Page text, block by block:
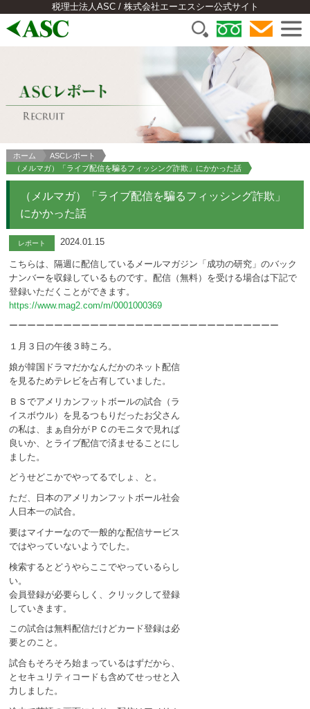
税理士法人ASC / 株式会社エーエスシー公式サイト
ホーム
ASCレポート
（メルマガ）「ライブ配信を騙るフィッシング詐欺」にかかった話
（メルマガ）「ライブ配信を騙るフィッシング詐欺」
にかかった話
レポート 2024.01.15
こちらは、隔週に配信しているメールマガジン「成功の研究」のバック
ナンバーを収録しているものです。配信（無料）を受ける場合は下記で
登録いただくことができます。
https://www.mag2.com/m/0001000369
ーーーーーーーーーーーーーーーーーーーーーーーーーーーーーー
１月３日の午後３時ころ。
娘が韓国ドラマだかなんだかのネット配信
を見るためテレビを占有していました。
ＢＳでアメリカンフットボールの試合（ラ
イスボウル）を見るつもりだったお父さん
の私は、まぁ自分がＰＣのモニタで見れば
良いか、とライブ配信で済ませることにし
ました。
どうせどこかでやってるでしょ、と。
ただ、日本のアメリカンフットボール社会
人日本一の試合。
要はマイナーなので一般的な配信サービス
ではやっていないようでした。
検索するとどうやらここでやっているらし
い。
会員登録が必要らしく、クリックして登録
していきます。
この試合は無料配信だけどカード登録は必
要とのこと。
試合もそろそろ始まっているはずだから、
とセキュリティコードも含めてせっせと入
力しました。